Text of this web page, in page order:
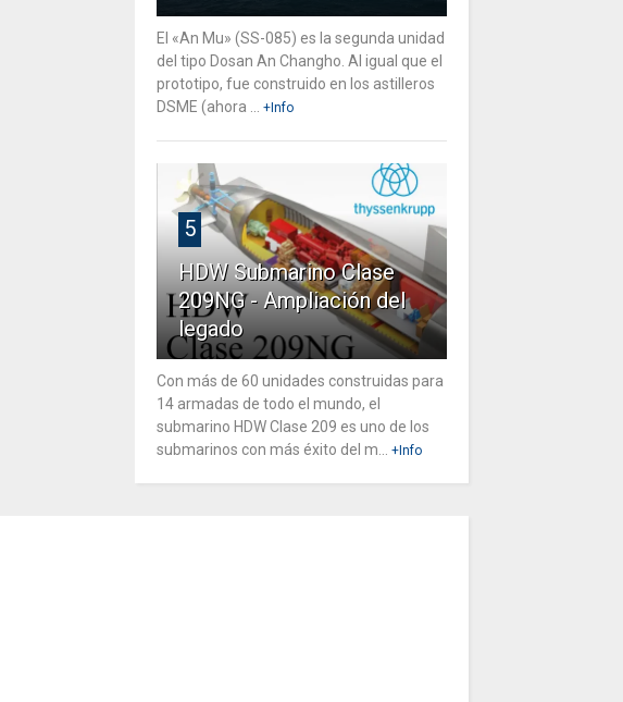
El «An Mu» (SS-085) es la segunda unidad
del tipo Dosan An Changho. Al igual que el
prototipo, fue construido en los astilleros
DSME (ahora ...
+Info
5
HDW Submarino Clase
209NG - Ampliación del
legado
Con más de 60 unidades construidas para
14 armadas de todo el mundo, el
submarino HDW Clase 209 es uno de los
submarinos con más éxito del m...
+Info